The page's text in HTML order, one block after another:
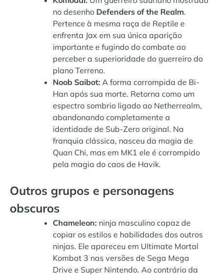
no desenho Defenders of the Realm.
Pertence à mesma raça de Reptile e
enfrenta Jax em sua única aparição
importante e fugindo do combate ao
perceber a superioridade do guerreiro do
plano Terreno.
Noob Saibot: A forma corrompida de Bi-
Han após sua morte. Retorna como um
espectro sombrio ligado ao Netherrealm,
abandonando completamente a
identidade de Sub-Zero original. Na
franquia clássica, nasceu da magia de
Quan Chi, mas em MK1 ele é corrompido
pela magia do caos de Havik.
Outros grupos e personagens
obscuros
Chameleon: ninja masculino capaz de
copiar os estilos e habilidades dos outros
ninjas. Ele apareceu em Ultimate Mortal
Kombat 3 nas versões de Sega Mega
Drive e Super Nintendo. Ao contrário da